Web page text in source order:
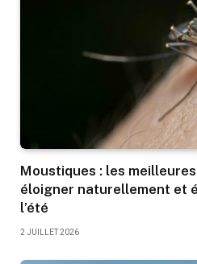
Moustiques : les
éloigner naturellement et
l’été
2 JUILLET 2026